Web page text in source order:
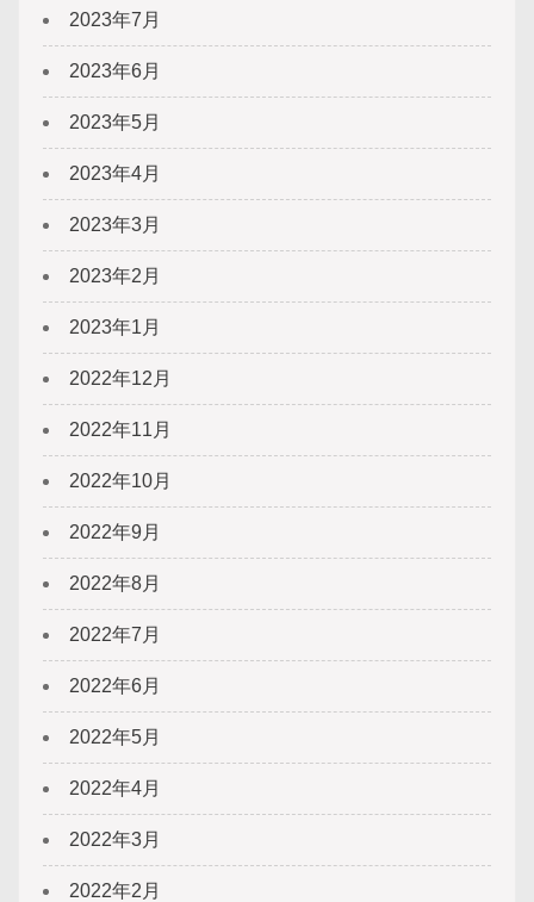
2023年7月
2023年6月
2023年5月
2023年4月
2023年3月
2023年2月
2023年1月
2022年12月
2022年11月
2022年10月
2022年9月
2022年8月
2022年7月
2022年6月
2022年5月
2022年4月
2022年3月
2022年2月